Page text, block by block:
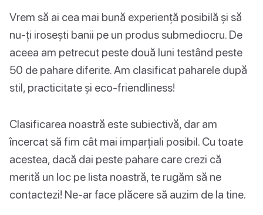
Vrem să ai cea mai bună experiență posibilă și să
nu-ți irosești banii pe un produs submediocru. De
aceea am petrecut peste două luni testând peste
50 de pahare diferite. Am clasificat paharele după
stil, practicitate și eco-friendliness!
Clasificarea noastră este subiectivă, dar am
încercat să fim cât mai imparțiali posibil. Cu toate
acestea, dacă dai peste pahare care crezi că
merită un loc pe lista noastră, te rugăm să ne
contactezi! Ne-ar face plăcere să auzim de la tine.